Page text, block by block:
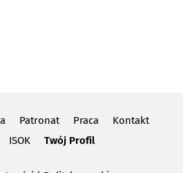
Patronat Praca
Kontakt
ISOK Twój Profil